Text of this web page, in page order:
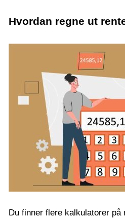
Hvordan regne ut
Du finner flere kalkulatorer på